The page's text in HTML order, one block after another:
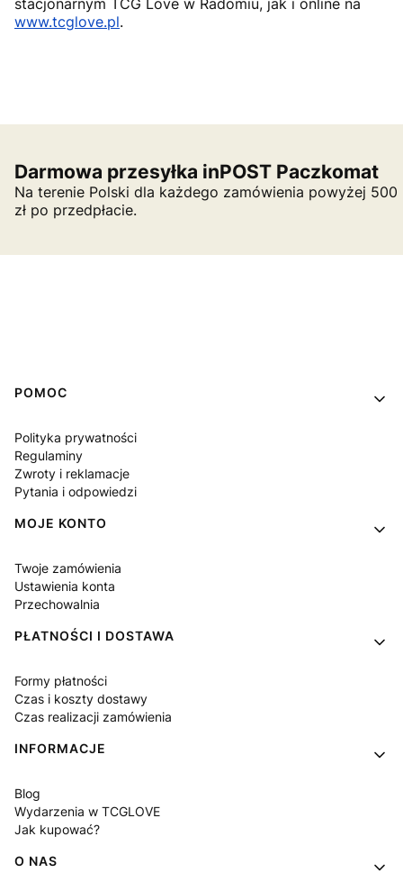
www.tcglove.pl.
Darmowa przesyłka inPOST Paczkomat
Na terenie Polski dla każdego zamówienia powyżej 500
zł po przedpłacie.
Linki w stopce
POMOC
Polityka prywatności
Regulaminy
Zwroty i reklamacje
Pytania i odpowiedzi
MOJE KONTO
Twoje zamówienia
Ustawienia konta
Przechowalnia
PŁATNOŚCI I DOSTAWA
Formy płatności
Czas i koszty dostawy
Czas realizacji zamówienia
INFORMACJE
Blog
Wydarzenia w TCGLOVE
Jak kupować?
O NAS